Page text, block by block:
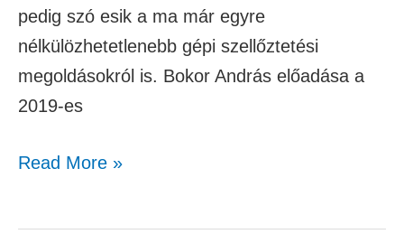
pedig szó esik a ma már egyre
nélkülözhetetlenebb gépi szellőztetési
megoldásokról is. Bokor András előadása a
2019-es
Read More »